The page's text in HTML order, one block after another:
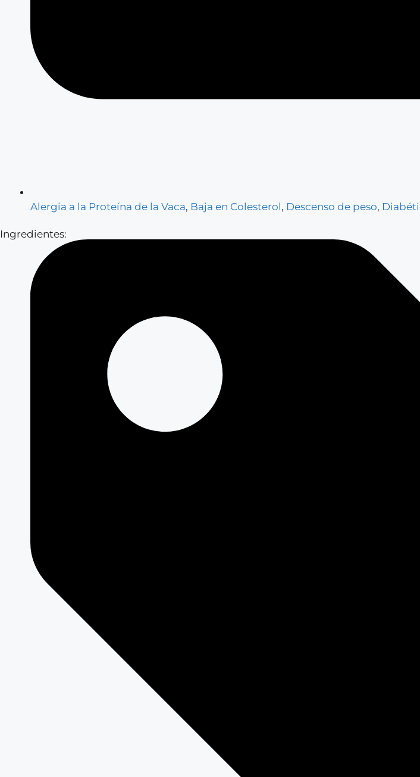
Alergia a la Proteína de la Vaca, Baja en Colesterol, Descenso de peso,
Ingredientes: